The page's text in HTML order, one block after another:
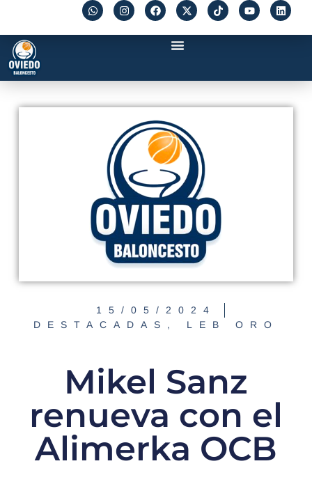
15/05/2024
DESTACADAS , LEB ORO
Mikel Sanz
renueva con el
Alimerka OCB